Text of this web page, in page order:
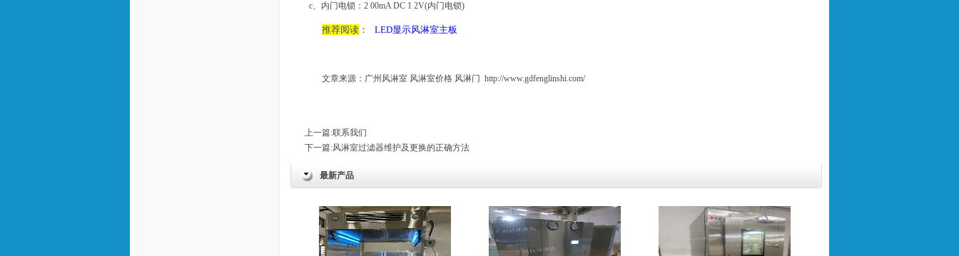
c、内门电锁：2 00mA DC 1 2V(内门电锁)
推荐阅读 ： LED显示风淋室主板
文章来源： 广州风淋室 风淋室价格 风淋门 http://www.gdfenglinshi.com/
上一篇:联系我们
下一篇:风淋室过滤器维护及更换的正确方法
最新产品